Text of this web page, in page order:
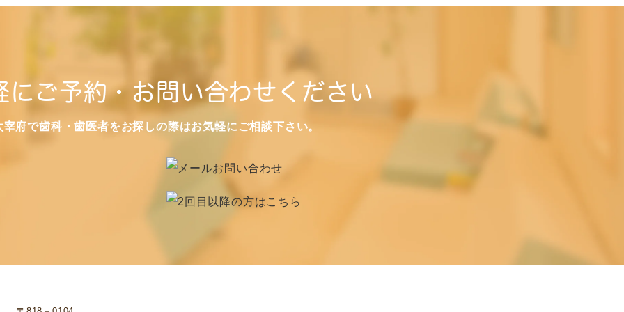
にご予約・お問い合わせください
宰府で歯科・歯医者をお探しの際はお気軽にご相談下さい。